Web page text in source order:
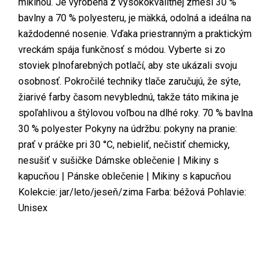
bavlny a 70 % polyesteru, je mäkká, odolná a ideálna na
každodenné nosenie. Vďaka priestranným a praktickým
vreckám spája funkčnosť s módou. Vyberte si zo
stoviek plnofarebných potlačí, aby ste ukázali svoju
osobnosť. Pokročilé techniky tlače zaručujú, že sýte,
žiarivé farby časom nevyblednú, takže táto mikina je
spoľahlivou a štýlovou voľbou na dlhé roky. 70 % bavlna
30 % polyester Pokyny na údržbu: pokyny na pranie:
prať v práčke pri 30 °C, nebieliť, nečistiť chemicky,
nesušiť v sušičke Dámske oblečenie | Mikiny s
kapucňou | Pánske oblečenie | Mikiny s kapucňou
Kolekcie: jar/leto/jeseň/zima Farba: béžová Pohlavie:
Unisex